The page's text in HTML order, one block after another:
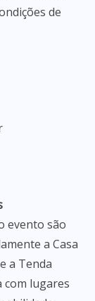
de
evento são
a Casa
a Tenda
com lugares